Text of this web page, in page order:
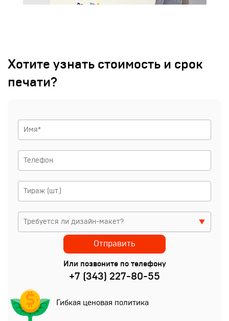
Хотите узнать стоимость и срок
печати?
Или позвоните по телефону
+7 (343) 227-80-55
Гибкая ценовая политика